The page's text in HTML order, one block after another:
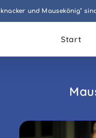
und Mausekönig"
Start